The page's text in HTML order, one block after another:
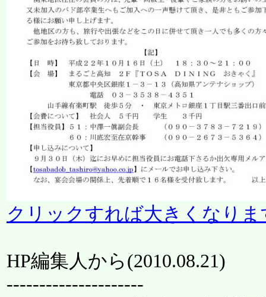
クリックすれば大きくなりま
HP編集人から(2010.08.21)
---------------------